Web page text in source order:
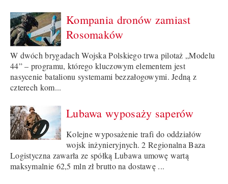
Kompania dronów zamiast
Rosomaków
W dwóch brygadach Wojska Polskiego trwa pilotaż „Modelu
44” – programu, którego kluczowym elementem jest
nasycenie batalionu systemami bezzałogowymi. Jedną z
czterech kom...
Lubawa wyposaży saperów
Kolejne wyposażenie trafi do oddziałów
wojsk inżynieryjnych. 2 Regionalna Baza
Logistyczna zawarła ze spółką Lubawa umowę wartą
maksymalnie 62,5 mln zł brutto na dostawę ...